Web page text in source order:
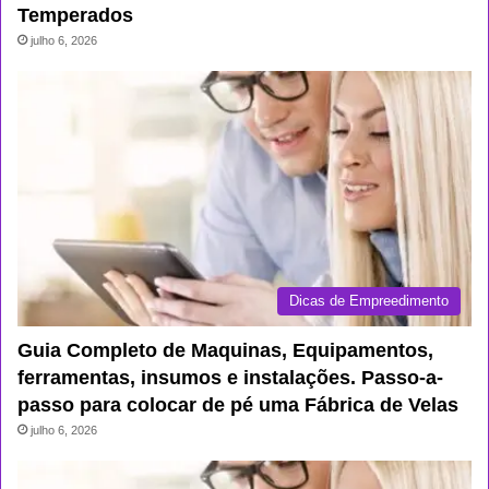
Temperados
julho 6, 2026
Dicas de Empreedimento
Guia Completo de Maquinas, Equipamentos,
ferramentas, insumos e instalações. Passo-a-
passo para colocar de pé uma Fábrica de Velas
julho 6, 2026